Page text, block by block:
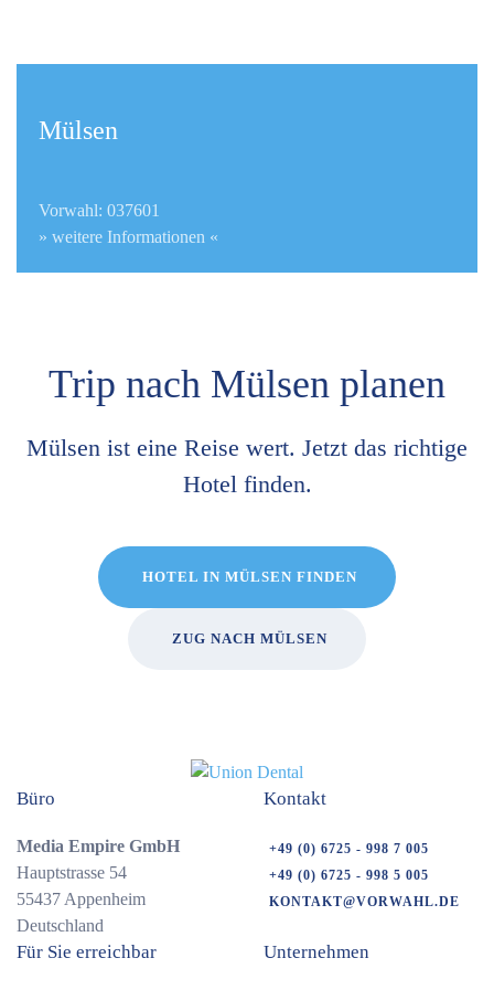
Mülsen
Vorwahl: 037601
» weitere Informationen «
Trip nach Mülsen planen
Mülsen ist eine Reise wert. Jetzt das richtige
Hotel finden.
HOTEL IN MÜLSEN FINDEN
ZUG NACH MÜLSEN
Büro
Media Empire GmbH
Hauptstrasse 54
55437 Appenheim
Deutschland
Kontakt
+49 (0) 6725 - 998 7 005
+49 (0) 6725 - 998 5 005
KONTAKT@VORWAHL.DE
Für Sie erreichbar Unternehmen